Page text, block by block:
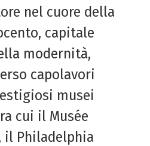
nel cuore della
capitale
modernità,
capolavori
musei
cui il Musée
il Philadelphia